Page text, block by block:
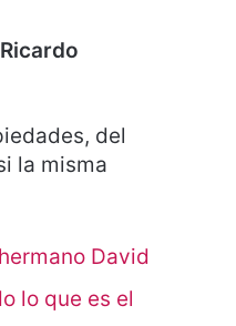
Ricardo
del
la misma
David
lo que es el